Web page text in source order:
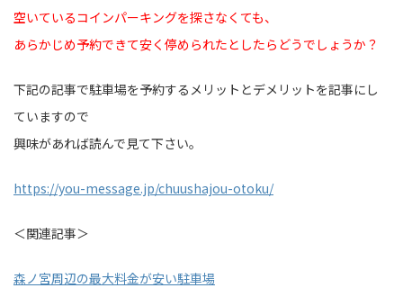
空いているコインパーキングを探さなくても、
あらかじめ予約できて安く停められたとしたらどうでしょうか？
下記の記事で駐車場を予約するメリットとデメリットを記事にし
ていますので
興味があれば読んで見て下さい。
https://you-message.jp/chuushajou-otoku/
＜関連記事＞
森ノ宮周辺の最大料金が安い駐車場